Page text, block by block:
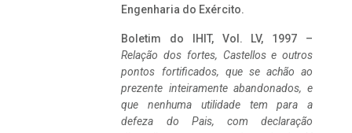
Engenharia do Exército.
Boletim do IHIT, Vol. LV, 1997 –
Relação dos fortes, Castellos e outros
pontos fortificados, que se achão ao
prezente inteiramente abandonados, e
que nenhuma utilidade tem para a
defeza do Pais, com declaração